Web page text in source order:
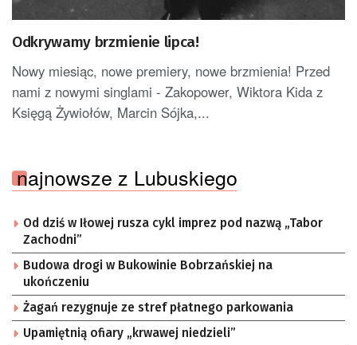
Odkrywamy brzmienie lipca!
Nowy miesiąc, nowe premiery, nowe brzmienia! Przed
nami z nowymi singlami - Zakopower, Wiktora Kida z
Księgą Żywiołów, Marcin Sójka,...
najnowsze z Lubuskiego
Od dziś w Iłowej rusza cykl imprez pod nazwą „Tabor
Zachodni”
Budowa drogi w Bukowinie Bobrzańskiej na
ukończeniu
Żagań rezygnuje ze stref płatnego parkowania
Upamiętnią ofiary „krwawej niedzieli”